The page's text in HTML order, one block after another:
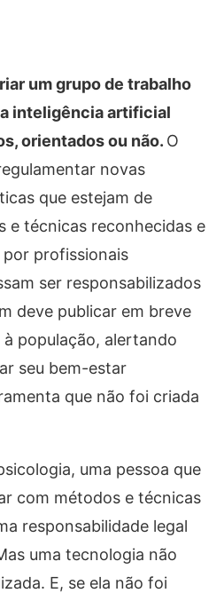
um grupo de trabalho
inteligência artificial
orientados ou não. O
novas
que estejam de
e técnicas reconhecidas e
por profissionais
ser responsabilizados
deve publicar em breve
população, alertando
seu bem-estar
que não foi criada
uma pessoa que
com métodos e técnicas
responsabilidade legal
uma tecnologia não
E, se ela não foi